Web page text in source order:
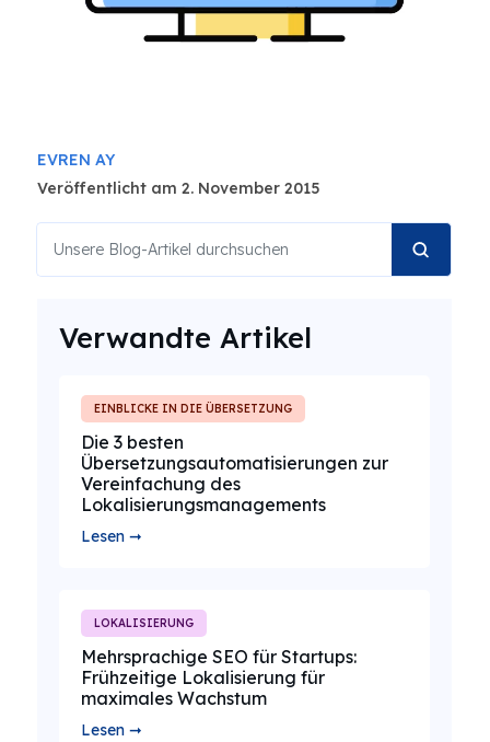
EVREN AY
Veröffentlicht am 2. November 2015
Verwandte Artikel
EINBLICKE IN DIE ÜBERSETZUNG
Die 3 besten
Übersetzungsautomatisierungen zur
Vereinfachung des
Lokalisierungsmanagements
Lesen ➞
LOKALISIERUNG
Mehrsprachige SEO für Startups:
Frühzeitige Lokalisierung für
maximales Wachstum
Lesen ➞